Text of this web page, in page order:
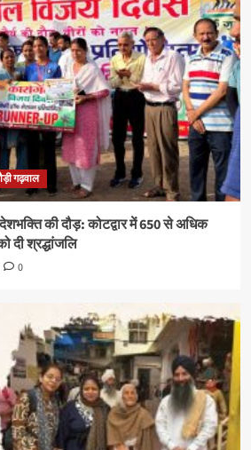
गढ़वाल
की दौड़: कोटद्वार में 650 से अधिक
दी श्रद्धांजलि
0